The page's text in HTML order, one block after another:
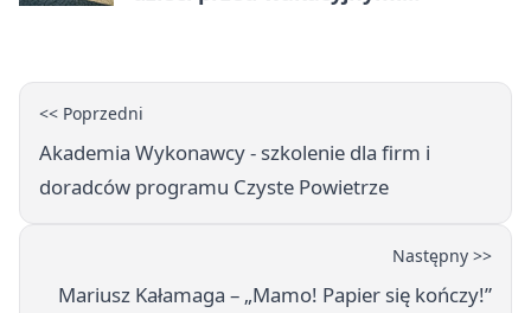
<< Poprzedni
Akademia Wykonawcy - szkolenie dla firm i
doradców programu Czyste Powietrze
Następny >>
Mariusz Kałamaga – „Mamo! Papier się kończy!”